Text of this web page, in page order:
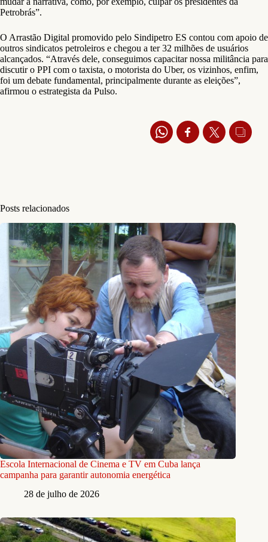
Petrobrás”.
O Arrastão Digital promovido pelo Sindipetro ES contou com apoio de
outros sindicatos petroleiros e chegou a ter 32 milhões de usuários
alcançados. “Através dele, conseguimos capacitar nossa militância para
discutir o PPI com o taxista, o motorista do Uber, os vizinhos, enfim,
foi um debate fundamental, principalmente durante as eleições”,
afirmou o estrategista da Pulso.
Posts relacionados
Escola Internacional de Cinema e TV em Cuba lança
campanha para garantir autonomia energética
28 de julho de 2026